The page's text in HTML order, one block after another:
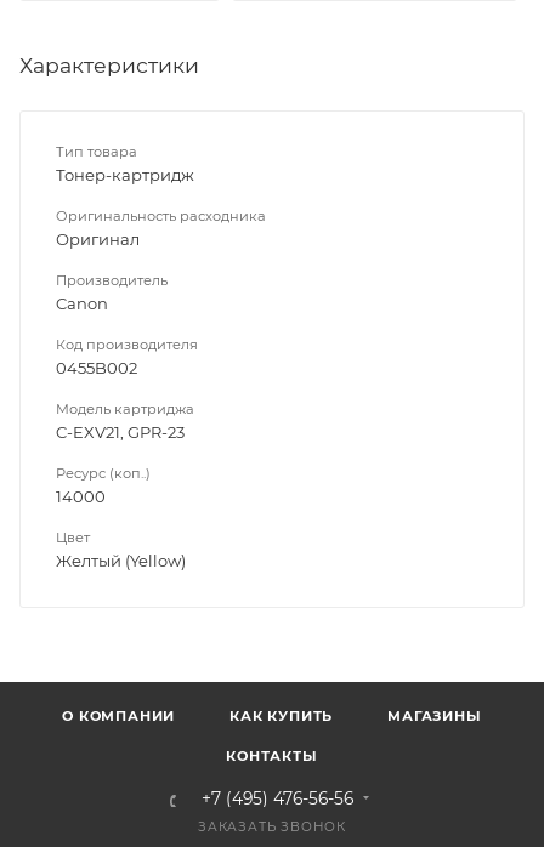
Характеристики
Тип товара
Тонер-картридж
Оригинальность расходника
Оригинал
Производитель
Canon
Код производителя
0455B002
Модель картриджа
C-EXV21, GPR-23
Ресурс (коп..)
14000
Цвет
Желтый (Yellow)
О КОМПАНИИ КАК КУПИТЬ МАГАЗИНЫ
КОНТАКТЫ
+7 (495) 476-56-56
ЗАКАЗАТЬ ЗВОНОК